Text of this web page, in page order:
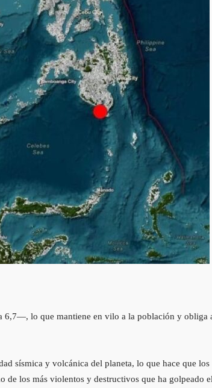
6,7—, lo que mantiene en vilo a la población y obliga
sísmica y volcánica del planeta, lo que hace que los
de los más violentos y destructivos que ha golpeado